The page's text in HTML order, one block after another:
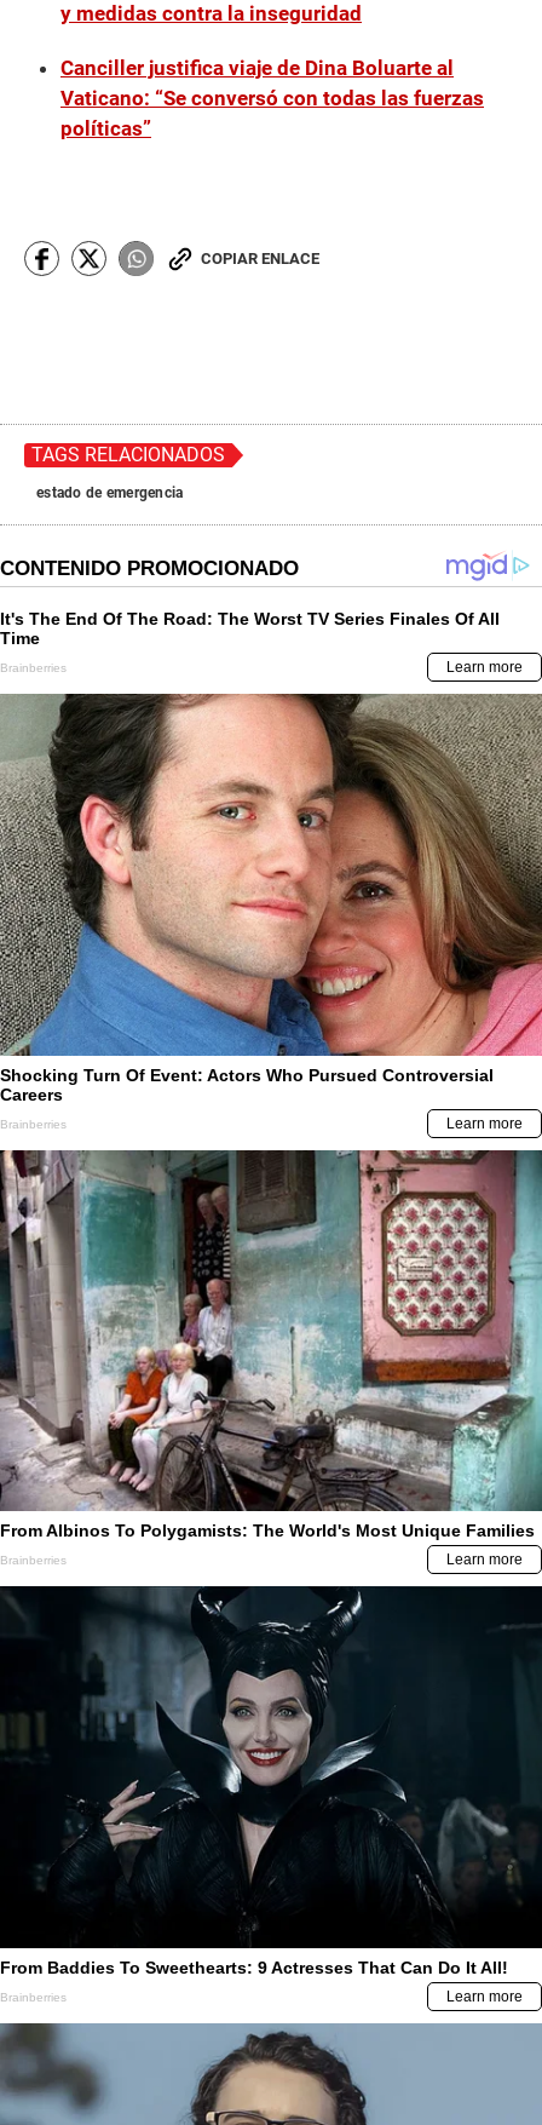
y medidas contra la inseguridad
Canciller justifica viaje de Dina Boluarte al
Vaticano: “Se conversó con todas las fuerzas
políticas”
COPIAR ENLACE
TAGS RELACIONADOS
estado de emergencia